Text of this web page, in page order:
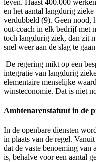
leven. Haast 400.000
en het aantal langdurig
verdubbeld (9). Geen nood,
out-coach in elk bedrijf met
toch langdurig ziek, dan zit
snel weer aan de slag te gaan.
De regering mikt op een
integratie van langdurig
elementaire menselijke
winsteconomie. Dat is niet
Ambtenarenstatuut in de
In de openbare diensten
in plaats van de regel.
dat de vaste benoeming van
is, behalve voor een aantal